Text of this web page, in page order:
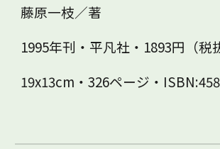
藤原一枝／著
1995年刊・平凡社・1893円（税
19x13cm・326ページ・